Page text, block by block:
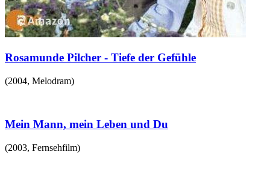
Rosamunde Pilcher - Tiefe der Gefühle
(2004, Melodram)
Mein Mann, mein Leben und Du
(2003, Fernsehfilm)